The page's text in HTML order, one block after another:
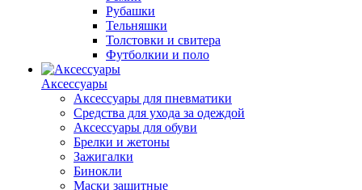
Рубашки
Тельняшки
Толстовки и свитера
Футболкии и поло
Аксессуары
Аксессуары для пневматики
Средства для ухода за одеждой
Аксессуары для обуви
Брелки и жетоны
Зажигалки
Бинокли
Маски защитные